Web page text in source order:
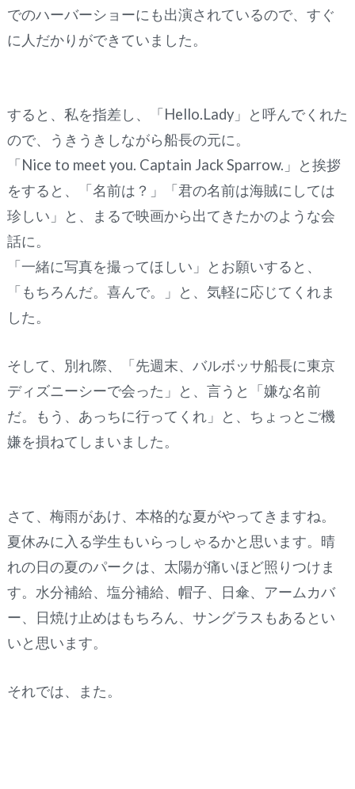
でのハーバーショーにも出演されているので、すぐ
に人だかりができていました。
すると、私を指差し、「Hello.Lady」と呼んでくれた
ので、うきうきしながら船長の元に。
「Nice to meet you. Captain Jack Sparrow.」と挨拶
をすると、「名前は？」「君の名前は海賊にしては
珍しい」と、まるで映画から出てきたかのような会
話に。
「一緒に写真を撮ってほしい」とお願いすると、
「もちろんだ。喜んで。」と、気軽に応じてくれま
した。
そして、別れ際、「先週末、バルボッサ船長に東京
ディズニーシーで会った」と、言うと「嫌な名前
だ。もう、あっちに行ってくれ」と、ちょっとご機
嫌を損ねてしまいました。
さて、梅雨があけ、本格的な夏がやってきますね。
夏休みに入る学生もいらっしゃるかと思います。晴
れの日の夏のパークは、太陽が痛いほど照りつけま
す。水分補給、塩分補給、帽子、日傘、アームカバ
ー、日焼け止めはもちろん、サングラスもあるとい
いと思います。
それでは、また。